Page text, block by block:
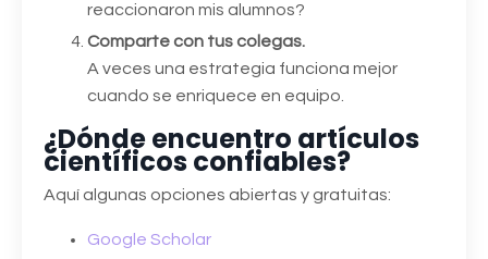
reaccionaron mis alumnos?
Comparte con tus colegas.
A veces una estrategia funciona mejor
cuando se enriquece en equipo.
¿Dónde encuentro artículos
científicos confiables?
Aquí algunas opciones abiertas y gratuitas:
Google Scholar